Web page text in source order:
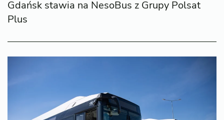
Gdańsk stawia na NesoBus z Grupy Polsat
Plus